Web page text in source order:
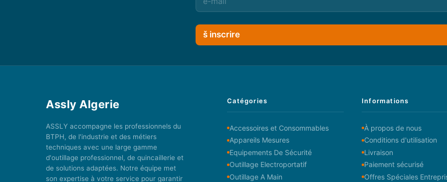
š inscrire
Assly Algerie
ASSLY accompagne les professionnels du
BTPH, de l'industrie et des métiers
techniques avec une large gamme
d'outillage professionnel, de quincaillerie et
de solutions adaptées. Notre équipe met
son expertise à votre service pour garantir
Catégories
Accessoires et Consommables
Appareils Mesures
Equipements De Sécurité
Outillage Electroportatif
Outillage A Main
Informations
À propos de nous
Conditions d'utilisation
Livraison
Paiement sécurisé
Offres Spéciales